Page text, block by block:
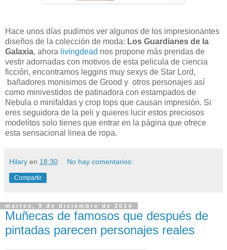
Hace unos días pudimos ver algunos de los impresionantes
diseños de la colección de moda: Los Guardianes de la
Galaxia, ahora livingdead nos propone más prendas de
vestir adornadas con motivos de esta pelicula de ciencia
ficción, encontramos leggins muy sexys de Star Lord,
bañadores monisimos de Grood y otros personajes así
como minivestidos de patinadora con estampados de
Nebula o minifaldas y crop tops que causan impresión. Si
eres seguidora de la peli y quieres lucir estos preciosos
modelitos solo tienes que entrar en la página que ofrece
esta sensacional linea de ropa.
Hilary en 18:30 No hay comentarios:
Compartir
martes, 9 de diciembre de 2014
Muñecas de famosos que después de
pintadas parecen personajes reales